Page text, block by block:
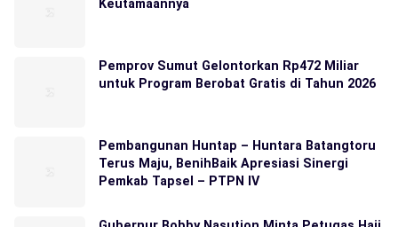
Keutamaannya
Pemprov Sumut Gelontorkan Rp472 Miliar
untuk Program Berobat Gratis di Tahun 2026
Pembangunan Huntap – Huntara Batangtoru
Terus Maju, BenihBaik Apresiasi Sinergi
Pemkab Tapsel – PTPN IV